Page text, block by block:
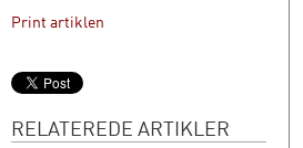
Print artiklen
RELATEREDE ARTIKLER